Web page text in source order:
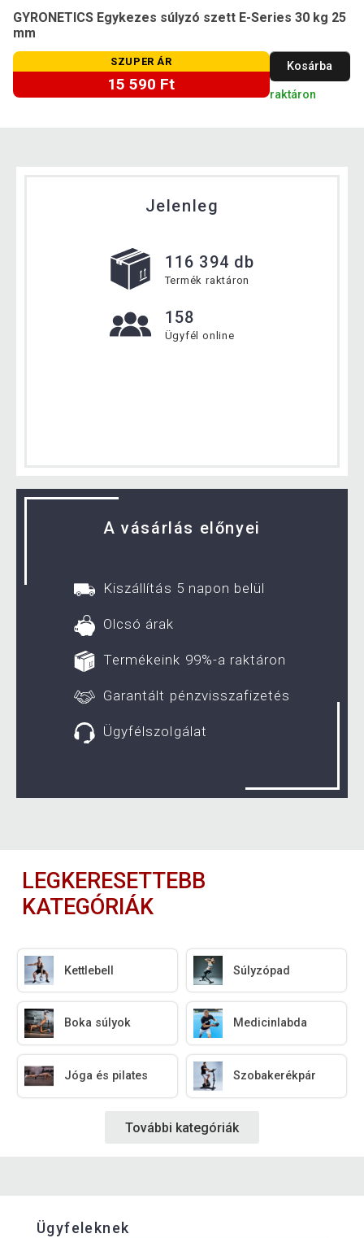
GYRONETICS Egykezes súlyzó szett E-Series 30 kg 25
mm
SZUPER ÁR
15 590 Ft
Kosárba
raktáron
Jelenleg
116 394 db
Termék raktáron
158
Ügyfél online
A vásárlás előnyei
Kiszállítás 5 napon belül
Olcsó árak
Termékeink 99%-a raktáron
Garantált pénzvisszafizetés
Ügyfélszolgálat
LEGKERESETTEBB
KATEGÓRIÁK
Kettlebell Súlyzópad
Boka súlyok Medicinlabda
Jóga és pilates Szobakerékpár
További kategóriák
Ügyfeleknek